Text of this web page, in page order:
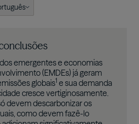
emergentes e economias
(EMDEs) já geram
globais1 e sua demanda
cresce vertiginosamente.
devem descarbonizar os
como devem fazê-lo